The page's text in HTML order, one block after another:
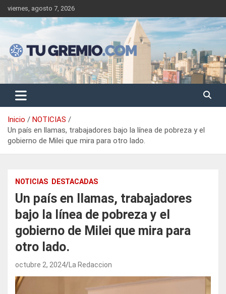
Saltar
al
contenido
viernes, agosto 7, 2026
Tu Gremio
Sitio de noticias gremiales – laborales
Inicio
NOTICIAS
Un país en llamas, trabajadores bajo la línea de pobreza y el
gobierno de Milei que mira para otro lado.
NOTICIAS DESTACADAS
Un país en llamas, trabajadores
bajo la línea de pobreza y el
gobierno de Milei que mira para
otro lado.
octubre 2, 2024 La Redaccion